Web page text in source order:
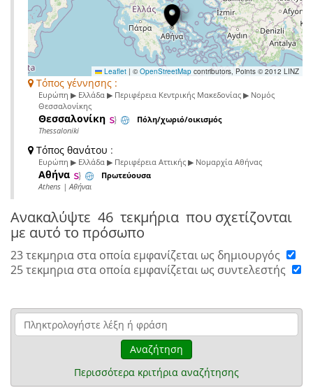
Leaflet | © OpenStreetMap contributors, Points © 2012 LINZ
Τόπος γέννησης :
Ευρώπη ▶ Ελλάδα ▶ Περιφέρεια Κεντρικής Μακεδονίας ▶ Νομός
Θεσσαλονίκης
Θεσσαλονίκη Πόλη/χωριό/οικισμός
Thessaloniki
Τόπος θανάτου :
Ευρώπη ▶ Ελλάδα ▶ Περιφέρεια Αττικής ▶ Νομαρχία Αθήνας
Αθήνα Πρωτεύουσα
Athens | Αθήναι
Ανακαλύψτε 46 τεκμήρια που σχετίζονται
με αυτό το πρόσωπο
23 τεκμηρια στα οποία εμφανίζεται ως δημιουργός
25 τεκμηρια στα οποία εμφανίζεται ως συντελεστής
Αναζήτηση
Περισσότερα κριτήρια αναζήτησης